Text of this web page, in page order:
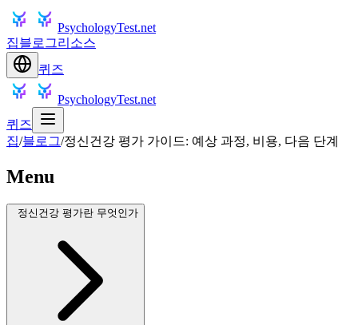
PsychologyTest.net
집블로그리소스
퀴즈
PsychologyTest.net
퀴즈
집/블로그/정신건강 평가 가이드: 예상 과정, 비용, 다음 단계
Menu
정신건강 평가란 무엇인가